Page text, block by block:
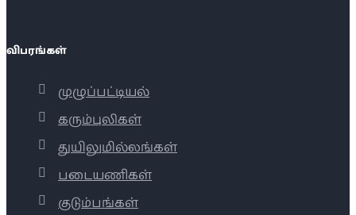
விபரங்கள்
முழுப்பட்டியல்
கரும்புலிகள்
துயிலுமில்லங்கள்
படையணிகள்
குடும்பங்கள்